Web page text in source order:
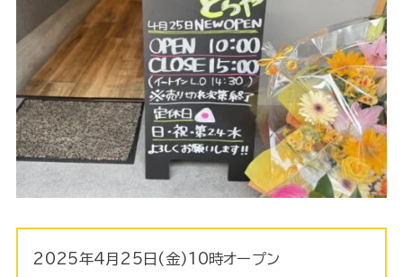
2025年4月25日(金)10時オープン